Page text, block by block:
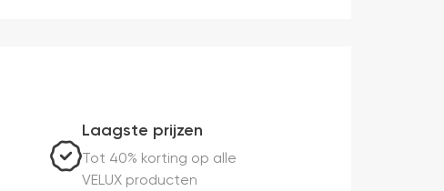
Laagste prijzen
Tot 40% korting op alle
VELUX producten